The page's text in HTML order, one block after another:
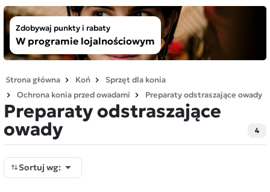
Zdobywaj punkty i rabaty
W programie lojalnościowym
Strona główna Koń
Sprzęt dla konia
Ochrona konia przed owadami
Preparaty odstraszające owady
Preparaty odstraszające
owady
4
Sortuj wg: 